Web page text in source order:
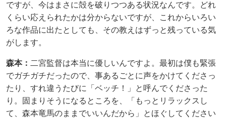
ですが、今はまさに殻を破りつつある状況なんです。どれ
くらい応えられたかは分からないですが、これからいろい
ろな作品に出たとしても、その教えはずっと残っている気
がします。
森本： 二宮監督は本当に優しいんですよ。最初は僕も緊張
でガチガチだったので、事あるごとに声をかけてくださっ
たり、すれ違うたびに「ベッチ！」と呼んでくださった
り。固まりそうになるところを、「もっとリラックスし
て、森本竜馬のままでいいんだから」とほぐしてください